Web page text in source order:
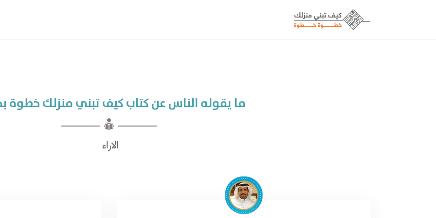
ما يقوله الناس عن كتاب كيف تبني منزلك خطوة
الاراء